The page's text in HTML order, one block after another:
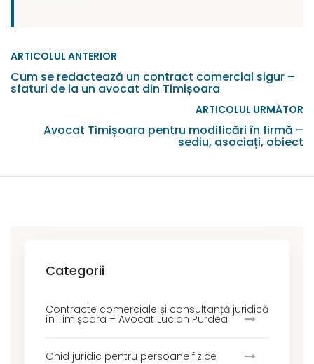
ARTICOLUL ANTERIOR
Cum se redactează un contract comercial sigur –
sfaturi de la un avocat din Timișoara
ARTICOLUL URMĂTOR
Avocat Timișoara pentru modificări în firmă –
sediu, asociați, obiect
Categorii
Contracte comerciale și consultanță juridică
în Timișoara – Avocat Lucian Purdea
Ghid juridic pentru persoane fizice